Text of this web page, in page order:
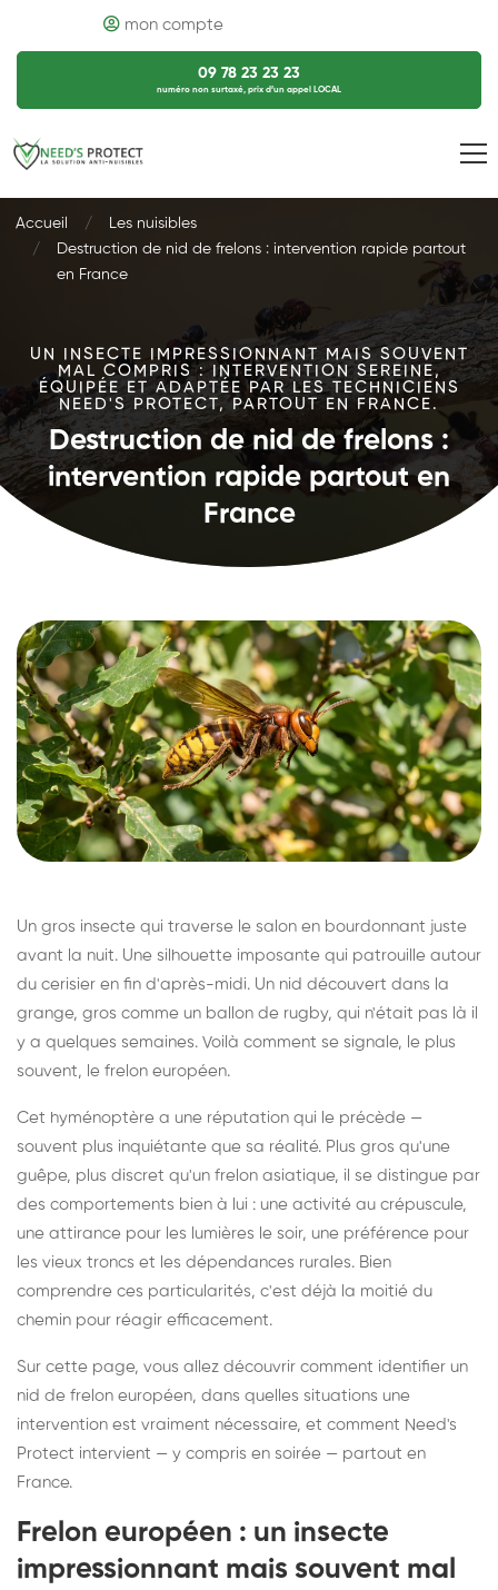
mon compte
09 78 23 23 23
numéro non surtaxé, prix d’un appel LOCAL
Accueil
Les nuisibles
Destruction de nid de frelons : intervention rapide partout
en France
UN INSECTE IMPRESSIONNANT MAIS SOUVENT
MAL COMPRIS : INTERVENTION SEREINE,
ÉQUIPÉE ET ADAPTÉE PAR LES TECHNICIENS
NEED'S PROTECT, PARTOUT EN FRANCE.
Destruction de nid de frelons :
intervention rapide partout en
France
Un gros insecte qui traverse le salon en bourdonnant juste
avant la nuit. Une silhouette imposante qui patrouille autour
du cerisier en fin d'après-midi. Un nid découvert dans la
grange, gros comme un ballon de rugby, qui n'était pas là il
y a quelques semaines. Voilà comment se signale, le plus
souvent, le frelon européen.
Cet hyménoptère a une réputation qui le précède —
souvent plus inquiétante que sa réalité. Plus gros qu'une
guêpe, plus discret qu'un frelon asiatique, il se distingue par
des comportements bien à lui : une activité au crépuscule,
une attirance pour les lumières le soir, une préférence pour
les vieux troncs et les dépendances rurales. Bien
comprendre ces particularités, c'est déjà la moitié du
chemin pour réagir efficacement.
Sur cette page, vous allez découvrir comment identifier un
nid de frelon européen, dans quelles situations une
intervention est vraiment nécessaire, et comment Need's
Protect intervient — y compris en soirée — partout en
France.
Frelon européen : un insecte
impressionnant mais souvent mal